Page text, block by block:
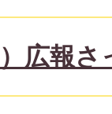
広報さ